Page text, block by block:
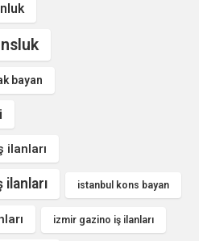
bayan
ilanları
istanbul kons bayan
izmir gazino iş ilanları